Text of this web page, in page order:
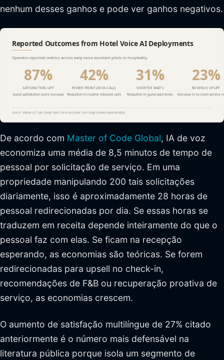
nenhum desses ganhos e pode ver ganhos negativos.
De acordo com Master of Code Global, IA de voz
economiza uma média de 8,5 minutos de tempo de
pessoal por solicitação de serviço. Em uma
propriedade manipulando 200 tais solicitações
diariamente, isso é aproximadamente 28 horas de
pessoal redirecionadas por dia. Se essas horas se
traduzem em receita depende inteiramente do que o
pessoal faz com elas. Se ficam na recepção
esperando, as economias são teóricas. Se forem
redirecionadas para upsell no check-in,
recomendações de F&B ou recuperação proativa de
serviço, as economias crescem.
O aumento de satisfação multilíngue de 27% citado
anteriormente é o número mais defensável na
literatura pública porque isola um segmento de